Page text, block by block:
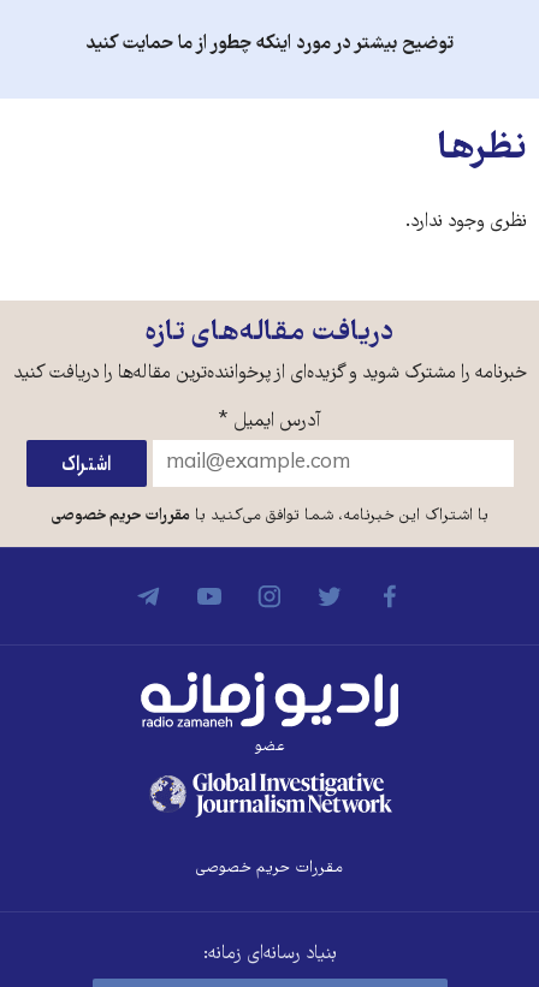
توضیح بیشتر در مورد اینکه چطور از ما حمایت کنید
نظرها
نظری وجود ندارد.
دریافت مقاله‌های تازه
خبرنامه را مشترک شوید و گزیده‌ای از پرخواننده‌ترین مقاله‌ها را دریافت کنید
آدرس ایمیل *
با اشتراک این خبرنامه، شما توافق می‌کنید بامقررات حریم خصوصی
عضو
مقررات حریم خصوصی
بنیاد رسانه‌ای زمانه: